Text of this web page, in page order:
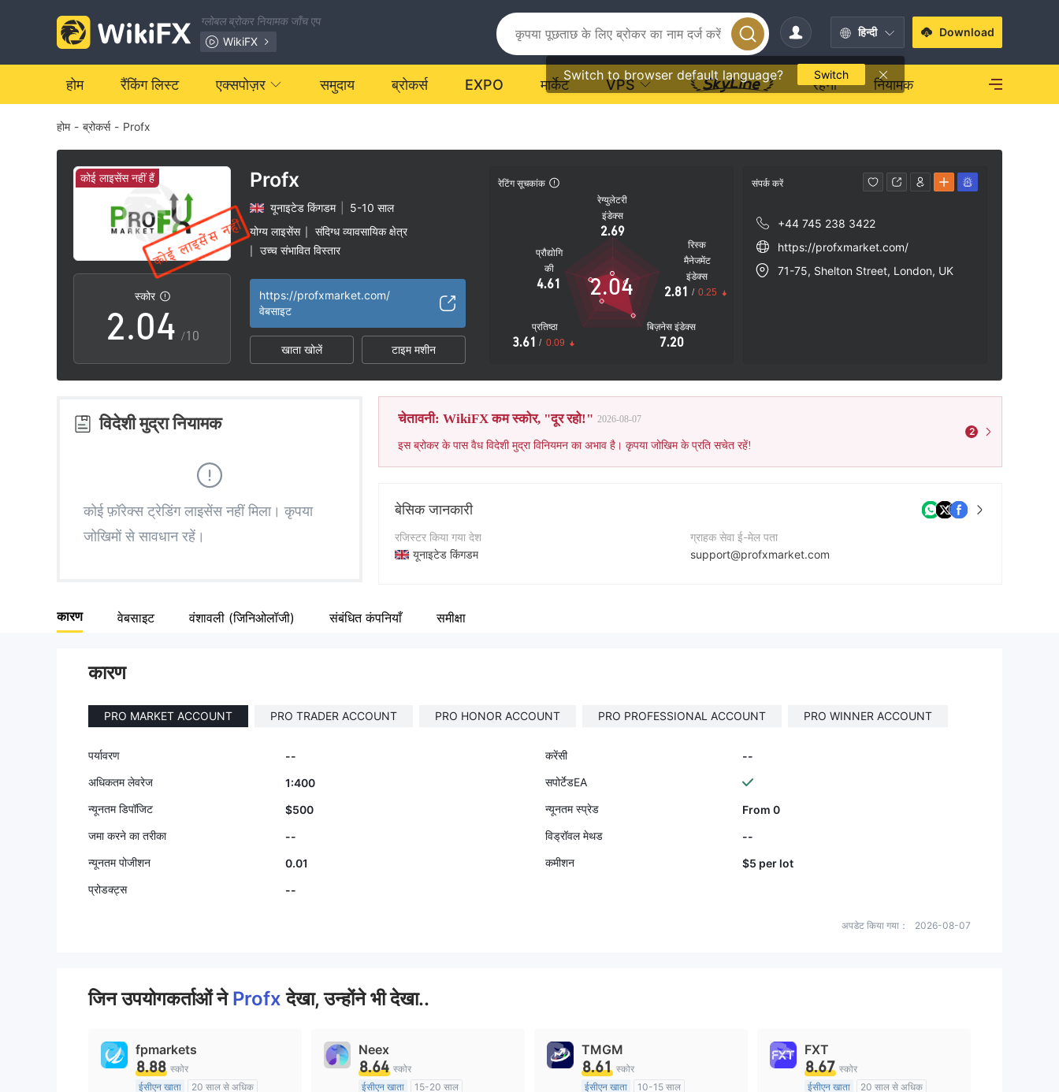
ग्लोबल ब्रोकर नियामक जाँच एप
WikiFX
हिन्दी
Switch to browser default language? Switch
Download
होम रैंकिंग लिस्ट एक्सपोज़र समुदाय ब्रोकर्स EXPO मार्केट VPS रहना नियामक
होम - ब्रोकर्स - Profx
कोई लाइसेंस नहीं हैं
स्कोर
0
1
2
3
4
6
7
8
.0
1
2
4
5
9
0
1
2
3
4
5
6
8
9
/10
Profx
यूनाइटेड किंगडम
5-10 साल
योग्य लाइसेंस
संदिग्ध व्यावसायिक क्षेत्र
उच्च संभावित विस्तार
https://profxmarket.com/
वेबसाइट
खाता खोलें टाइम मशीन
रेटिंग सूचकांक
रेग्युलेटरी
इंडेक्स
2.69
प्रौद्योगि
की
4.61
प्रतिष्ठा
3.61 / 0.09
बिज़नेस इंडेक्स
7.20
रिस्क
मैनेजमेंट
इंडेक्स
2.81 / 0.25
2.04
संपर्क करें
+44 745 238 3422
https://profxmarket.com/
71-75, Shelton Street, London, UK
विदेशी मुद्रा नियामक
कोई फ़ॉरेक्स ट्रेडिंग लाइसेंस नहीं मिला। कृपया
जोखिमों से सावधान रहें।
चेतावनी: WikiFX कम स्कोर, "दूर रहो!" 2026-08-07
इस ब्रोकर के पास वैध विदेशी मुद्रा विनियमन का अभाव है। कृपया जोखिम के प्रति सचेत रहें!
2
बेसिक जानकारी
रजिस्टर किया गया देश
यूनाइटेड किंगडम
कंपनी का नाम
ग्राहक सेवा ई-मेल पता
support@profxmarket.com
कारण वेबसाइट वंशावली (जिनिओलॉजी) संबंधित कंपनियाँ समीक्षा
कारण
PRO MARKET ACCOUNT PRO TRADER ACCOUNT PRO HONOR ACCOUNT PRO PROFESSIONAL ACCOUNT PRO WINNER ACCOUNT
पर्यावरण -- करेंसी
--
अधिकतम लेवरेज
1:400
सपोर्टेडEA
न्यूनतम डिपॉजिट
$500 न्यूनतम स्प्रेड
From 0
जमा करने का तरीका
-- विड्रॉवल मेथड
--
न्यूनतम पोजीशन
0.01 कमीशन
$5 per lot
प्रोडक्ट्स
--
अपडेट किया गया： 2026-08-07
जिन उपयोगकर्ताओं ने Profxदेखा, उन्होंने भी देखा..
fpmarkets
8.88 स्कोर
ईसीएन खाता
20 साल से अधिक
Neex
8.64 स्कोर
ईसीएन खाता
15-20 साल
TMGM
8.61 स्कोर
ईसीएन खाता
10-15 साल
FXT
8.67 स्कोर
ईसीएन खाता
20 साल से अधिक